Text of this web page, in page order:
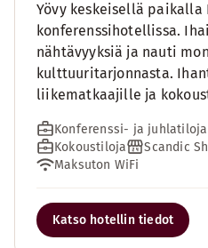
Yövy keskeisellä paikalla
konferenssihotellissa.
nähtävyyksiä ja nauti
kulttuuritarjonnasta.
liikematkaajille ja
Konferenssi- ja juhlatiloja
Kokoustiloja
Scandic
Maksuton WiFi
Katso hotellin tiedot